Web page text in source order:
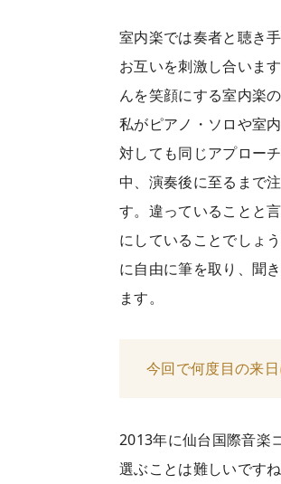
室内楽では奏者と聴き
お互いを刺激し合いま
んを笑顔にする室内楽の
私がピアノ・ソロや室
対しても同じアプロー
中、演奏後に至るまで
す。違っていることと
にしていることでしょ
に自由に筆を取り、聞
ます。
今回で何度目の来
2013年に仙台国際音楽
選ぶことは難しいです